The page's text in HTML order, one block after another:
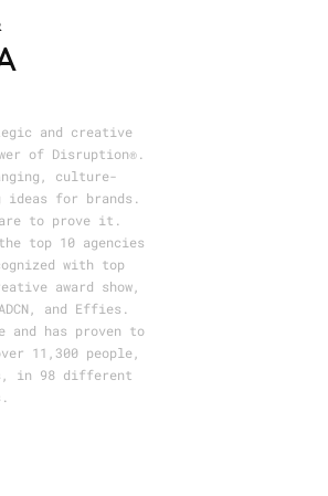
and creative
of Disruption®.
culture-
ideas for brands.
to prove it.
top 10 agencies
with top
award show,
and Effies.
and has proven to
11,300 people,
in 98 different